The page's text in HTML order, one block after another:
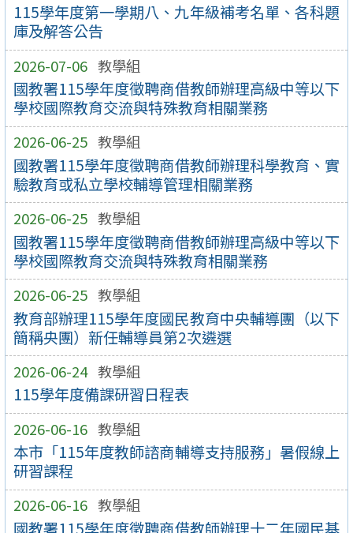
115學年度第一學期八、九年級補考名單、各科題
庫及解答公告
2026-07-06 教學組
國教署115學年度徵聘商借教師辦理高級中等以下
學校國際教育交流與特殊教育相關業務
2026-06-25 教學組
國教署115學年度徵聘商借教師辦理科學教育、實
驗教育或私立學校輔導管理相關業務
2026-06-25 教學組
國教署115學年度徵聘商借教師辦理高級中等以下
學校國際教育交流與特殊教育相關業務
2026-06-25 教學組
教育部辦理115學年度國民教育中央輔導團（以下
簡稱央團）新任輔導員第2次遴選
2026-06-24 教學組
115學年度備課研習日程表
2026-06-16 教學組
本市「115年度教師諮商輔導支持服務」暑假線上
研習課程
2026-06-16 教學組
國教署115學年度徵聘商借教師辦理十二年國民基